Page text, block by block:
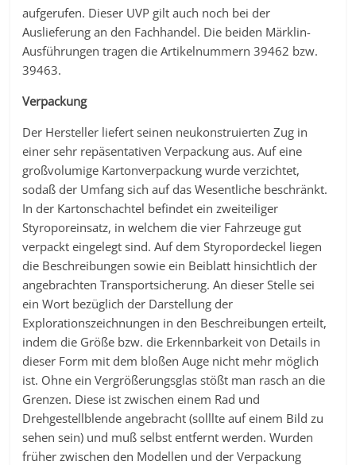
aufgerufen. Dieser UVP gilt auch noch bei der
Auslieferung an den Fachhandel. Die beiden Märklin-
Ausführungen tragen die Artikelnummern 39462 bzw.
39463.
Verpackung
Der Hersteller liefert seinen neukonstruierten Zug in
einer sehr repäsentativen Verpackung aus. Auf eine
großvolumige Kartonverpackung wurde verzichtet,
sodaß der Umfang sich auf das Wesentliche beschränkt.
In der Kartonschachtel befindet ein zweiteiliger
Styroporeinsatz, in welchem die vier Fahrzeuge gut
verpackt eingelegt sind. Auf dem Styropordeckel liegen
die Beschreibungen sowie ein Beiblatt hinsichtlich der
angebrachten Transportsicherung. An dieser Stelle sei
ein Wort bezüglich der Darstellung der
Explorationszeichnungen in den Beschreibungen erteilt,
indem die Größe bzw. die Erkennbarkeit von Details in
dieser Form mit dem bloßen Auge nicht mehr möglich
ist. Ohne ein Vergrößerungsglas stößt man rasch an die
Grenzen. Diese ist zwischen einem Rad und
Drehgestellblende angebracht (solllte auf einem Bild zu
sehen sein) und muß selbst entfernt werden. Wurden
früher zwischen den Modellen und der Verpackung